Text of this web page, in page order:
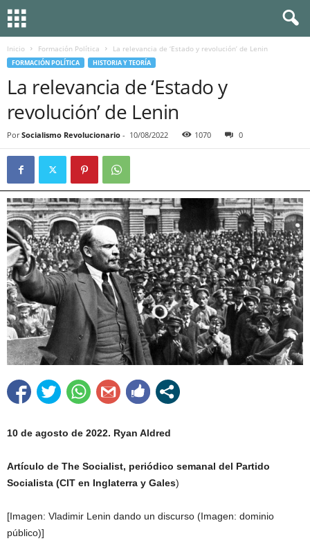
Inicio Formación Política La relevancia de ‘Estado y revolución’ de Lenin
FORMACIÓN POLÍTICA HISTORIA Y TEORÍA
La relevancia de ‘Estado y
revolución’ de Lenin
Por Socialismo Revolucionario - 10/08/2022 1070 0
10 de agosto de 2022. Ryan Aldred
Artículo de The Socialist, periódico semanal del Partido
Socialista (CIT en Inglaterra y Gales)
[Imagen: Vladimir Lenin dando un discurso (Imagen: dominio
público)]